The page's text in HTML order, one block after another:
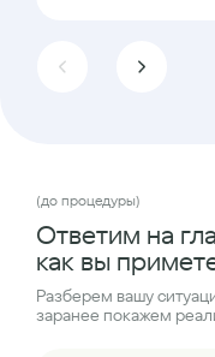
(до процедуры)
Ответим на
как вы
Разберем вашу
заранее покажем